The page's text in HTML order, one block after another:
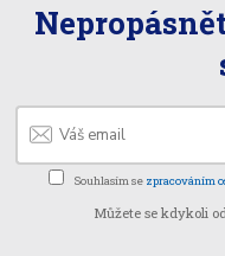
Souhlasím se zpracováním
Můžete se kdykoli